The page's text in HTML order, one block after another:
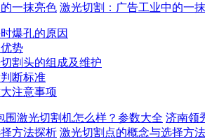
激光切割：广告工业中的一
爆孔的原因
势
割头的组成及维护
断标准
注意事项
济南领
激光切割点的概念与选择方